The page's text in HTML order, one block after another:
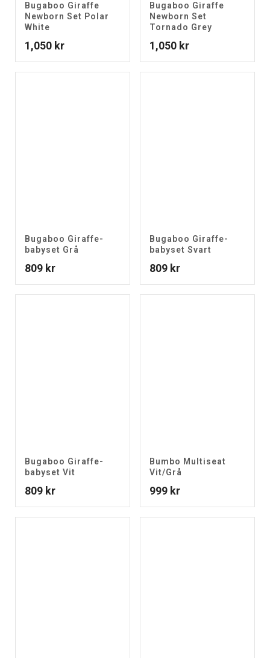
Bugaboo Giraffe
Newborn Set Polar
White
1,050 kr
Bugaboo Giraffe
Newborn Set
Tornado Grey
1,050 kr
Bugaboo Giraffe-
babyset Grå
809 kr
Bugaboo Giraffe-
babyset Svart
809 kr
Bugaboo Giraffe-
babyset Vit
809 kr
Bumbo Multiseat
Vit/Grå
999 kr